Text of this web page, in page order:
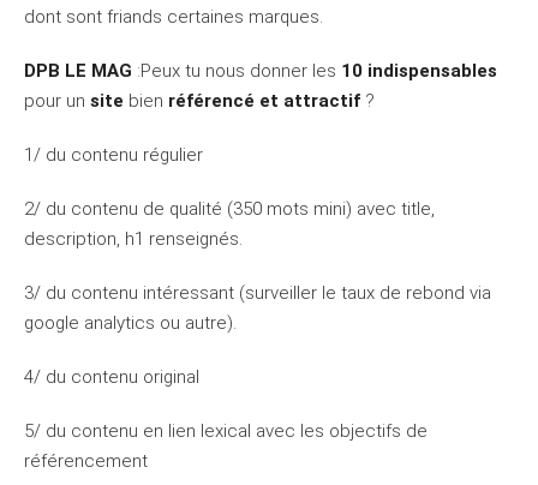
dont sont friands certaines marques.
DPB LE MAG :Peux tu nous donner les 10 indispensables
pour un site bien référencé et attractif ?
1/ du contenu régulier
2/ du contenu de qualité (350 mots mini) avec title,
description, h1 renseignés.
3/ du contenu intéressant (surveiller le taux de rebond via
google analytics ou autre).
4/ du contenu original
5/ du contenu en lien lexical avec les objectifs de
référencement